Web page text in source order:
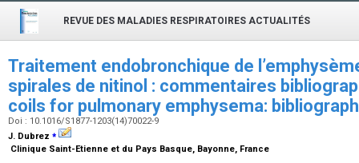
REVUE DES MALADIES RESPIRATOIRES ACTUALITÉS
Traitement endobronchique de
spirales de nitinol : commentaires
coils for pulmonary emphysema:
Doi : 10.1016/S1877-1203(14)70022-9
J. Dubrez ⁎
Clinique Saint-Etienne et du Pays Basque, Bayonne, France